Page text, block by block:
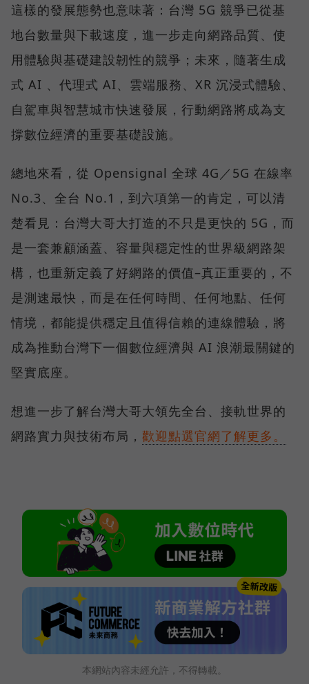
這樣的發展態勢也意味著：台灣 5G 競爭已從基
地台數量與下載速度，進一步走向網路品質、使
用體驗與基礎建設韌性的競爭；未來，隨著生成
式 AI 、代理式 AI、雲端服務、XR 沉浸式體驗、
自駕車與智慧城市快速發展，行動網路將成為支
撐數位經濟的重要基礎設施。
總地來看，從 Opensignal 全球 4G／5G 在線率
No.3、全台 No.1，到六項第一的肯定，可以清
楚看見：台灣大哥大打造的不只是更快的 5G，而
是一套兼顧涵蓋、容量與穩定性的世界級網路架
構，也重新定義了好網路的價值–真正重要的，不
是測速最快，而是在任何時間、任何地點、任何
情境，都能提供穩定且值得信賴的連線體驗，將
成為推動台灣下一個數位經濟與 AI 浪潮最關鍵的
堅實底座。
想進一步了解台灣大哥大領先全台、接軌世界的
網路實力與技術布局， 歡迎點選官網了解更多。
本網站內容未經允許，不得轉載。